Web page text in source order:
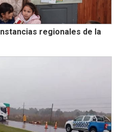
regionales de la